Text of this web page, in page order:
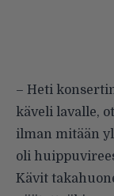
– Heti
käveli lavalle,
ilman mitään
oli
Kävit